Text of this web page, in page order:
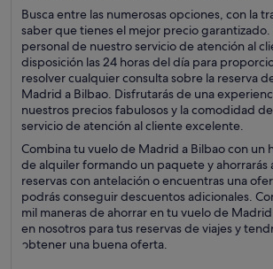
Busca entre las numerosas opciones, con la
saber que tienes el mejor precio garantizado.
personal de nuestro servicio de atención al
disposición las 24 horas del día para
resolver cualquier consulta sobre la reserva
Madrid a Bilbao. Disfrutarás de una
nuestros precios fabulosos y la comodidad
servicio de atención al cliente excelente.
Combina tu vuelo de Madrid a Bilbao con un
de alquiler formando un paquete y ahorrarás
reservas con antelación o encuentras una
podrás conseguir descuentos adicionales.
mil maneras de ahorrar en tu vuelo de
en nosotros para tus reservas de viajes y
obtener una buena oferta.